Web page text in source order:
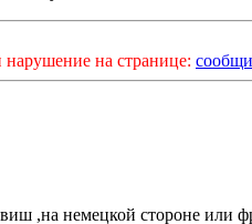
на странице:
,на немецкой стороне или